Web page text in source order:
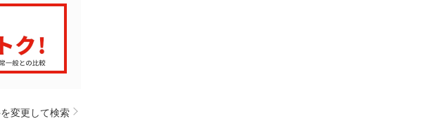
変更して検索